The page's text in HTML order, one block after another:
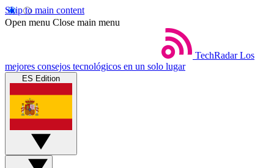
Skip to main content
Open menu Close main menu
TechRadar Los
mejores consejos tecnológicos en un solo lugar
ES Edition